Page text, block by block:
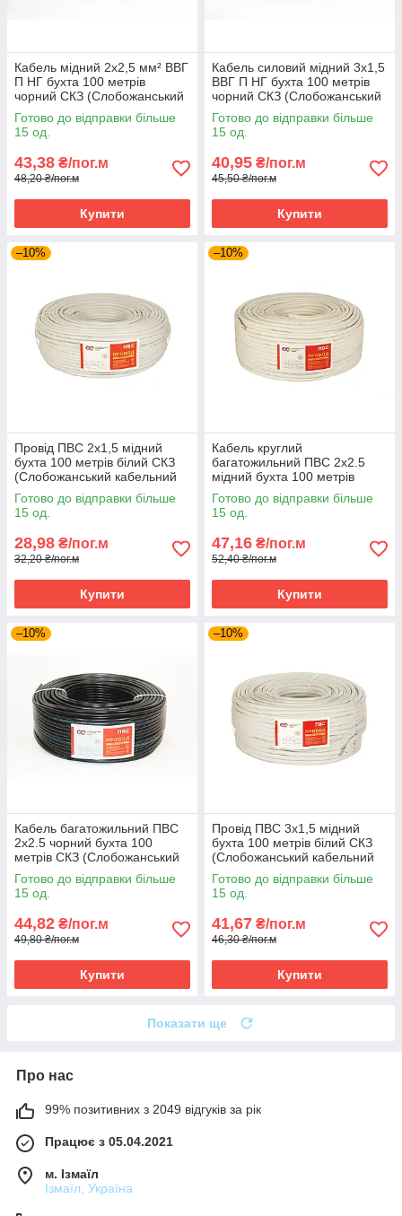
Кабель мідний 2х2,5 мм² ВВГ
П НГ бухта 100 метрів
чорний СКЗ (Слобожанський
кабельний завод)
Готово до відправки більше
15 од.
43,38 ₴/пог.м
48,20 ₴/пог.м
Купити
Кабель силовий мідний 3х1,5
ВВГ П НГ бухта 100 метрів
чорний СКЗ (Слобожанський
кабельний завод)
Готово до відправки більше
15 од.
40,95 ₴/пог.м
45,50 ₴/пог.м
Купити
–10%
Провід ПВС 2х1,5 мідний
бухта 100 метрів білий СКЗ
(Слобожанський кабельний
завод)
Готово до відправки більше
15 од.
28,98 ₴/пог.м
32,20 ₴/пог.м
Купити
–10%
Кабель круглий
багатожильний ПВС 2х2.5
мідний бухта 100 метрів
білий СКЗ (Слобожанський
кабельний завод)
Готово до відправки більше
15 од.
47,16 ₴/пог.м
52,40 ₴/пог.м
Купити
–10%
Кабель багатожильний ПВС
2х2.5 чорний бухта 100
метрів СКЗ (Слобожанський
кабельний завод)
Готово до відправки більше
15 од.
44,82 ₴/пог.м
49,80 ₴/пог.м
Купити
–10%
Провід ПВС 3х1,5 мідний
бухта 100 метрів білий СКЗ
(Слобожанський кабельний
завод)
Готово до відправки більше
15 од.
41,67 ₴/пог.м
46,30 ₴/пог.м
Купити
Показати ще
Про нас
99% позитивних з 2049 відгуків за рік
Працює з 05.04.2021
м. Ізмаїл
Ізмаїл, Україна